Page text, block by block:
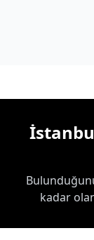
kadar